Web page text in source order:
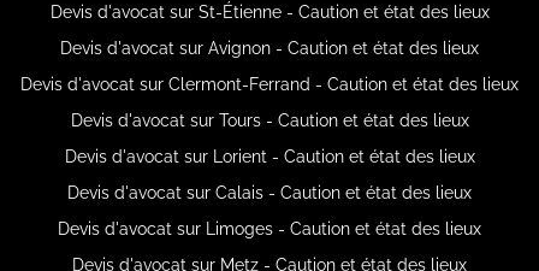
Devis d'avocat sur St-Étienne - Caution et état des lieux
Devis d'avocat sur Avignon - Caution et état des lieux
Devis d'avocat sur Clermont-Ferrand - Caution et état des lieux
Devis d'avocat sur Tours - Caution et état des lieux
Devis d'avocat sur Lorient - Caution et état des lieux
Devis d'avocat sur Calais - Caution et état des lieux
Devis d'avocat sur Limoges - Caution et état des lieux
Devis d'avocat sur Metz - Caution et état des lieux